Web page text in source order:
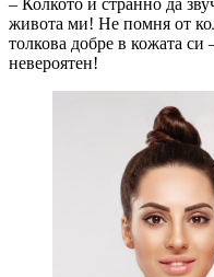
– Колкото и странно да
живота ми! Не помня от
толкова добре в кожата
невероятен!